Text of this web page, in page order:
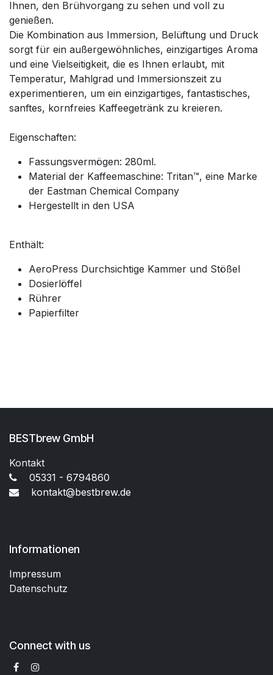
Ihnen, den Brühvorgang zu sehen und voll zu
genießen.
Die Kombination aus Immersion, Belüftung und Druck
sorgt für ein außergewöhnliches, einzigartiges Aroma
und eine Vielseitigkeit, die es Ihnen erlaubt, mit
Temperatur, Mahlgrad und Immersionszeit zu
experimentieren, um ein einzigartiges, fantastisches,
sanftes, kornfreies Kaffeegetränk zu kreieren.
Eigenschaften:
Fassungsvermögen: 280ml.
Material der Kaffeemaschine: Tritan™, eine Marke
der Eastman Chemical Company
Hergestellt in den USA
Enthält:
AeroPress Durchsichtige Kammer und Stößel
Dosierlöffel
Rührer
Papierfilter
BESTbrew GmbH
Kontakt
05331 - 6794860
kontakt@bestbrew.de
Informationen
Impressum
Datenschutz
Connect with us